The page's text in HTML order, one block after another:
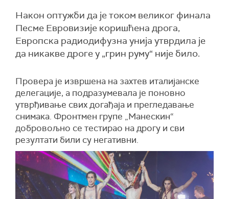
Након оптужби да је током великог финала
Песме Евровизије коришћена дрога,
Европска радиодифузна унија утврдила је
да никакве дроге у „грин руму“ није било.
Провера је извршена на захтев италијанске
делегације, а подразумевала је поновно
утврђивање свих догађаја и прегледавање
снимака. Фронтмен групе „Манескин“
добровољно се тестирао на дрогу и сви
резултати били су негативни.